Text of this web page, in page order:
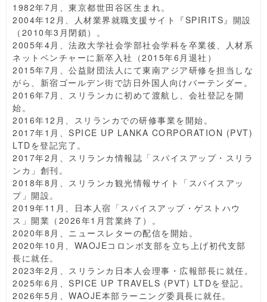
1982年7月、東京都世田谷区生まれ。
2004年12月、人材業界就職支援サイト『SPIRITS』開設
（2010年3月閉鎖）。
2005年4月、法政大学社会学部社会学科を卒業後、人材系
ネットベンチャーに新卒入社（2015年6月退社）
2015年7月、公益財団法人にて東南アジア研修を担当しな
がら、新宿ゴールデン街で訪日外国人向けバーテンダー。
2016年7月、スリランカに初めて渡航し、会社登記を開
始。
2016年12月、スリランカでの研修事業を開始。
2017年1月、SPICE UP LANKA CORPORATION (PVT)
LTDを登記完了。
2017年2月、スリランカ情報誌「スパイスアップ・スリラ
ンカ」創刊。
2018年8月、スリランカ観光情報サイト「スパイスアッ
プ」開設。
2019年11月、日本人宿「スパイスアップ・ゲストハウ
ス」開業（2026年1月営業終了）。
2020年8月、ニュースレターの配信を開始。
2020年10月、WAOJEコロンボ支部を立ち上げ初代支部
長に就任。
2023年2月、スリランカ日本人会理事・広報部長に就任。
2025年6月、SPICE UP TRAVELS (PVT) LTDを登記。
2026年5月、WAOJE本部ラーニング委員長に就任。